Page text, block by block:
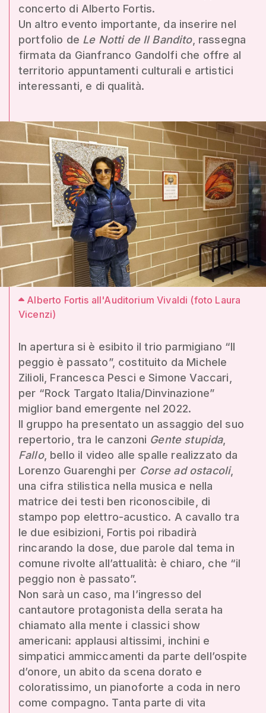
concerto di Alberto Fortis.
Un altro evento importante, da inserire nel
portfolio de Le Notti de Il Bandito, rassegna
firmata da Gianfranco Gandolfi che offre al
territorio appuntamenti culturali e artistici
interessanti, e di qualità.
Alberto Fortis all'Auditorium Vivaldi (foto Laura
Vicenzi)
In apertura si è esibito il trio parmigiano “Il
peggio è passato”, costituito da Michele
Zilioli, Francesca Pesci e Simone Vaccari,
per “Rock Targato Italia/Dinvinazione”
miglior band emergente nel 2022.
Il gruppo ha presentato un assaggio del suo
repertorio, tra le canzoni Gente stupida,
Fallo, bello il video alle spalle realizzato da
Lorenzo Guarenghi per Corse ad ostacoli,
una cifra stilistica nella musica e nella
matrice dei testi ben riconoscibile, di
stampo pop elettro-acustico. A cavallo tra
le due esibizioni, Fortis poi ribadirà
rincarando la dose, due parole dal tema in
comune rivolte all’attualità: è chiaro, che “il
peggio non è passato”.
Non sarà un caso, ma l’ingresso del
cantautore protagonista della serata ha
chiamato alla mente i classici show
americani: applausi altissimi, inchini e
simpatici ammiccamenti da parte dell’ospite
d’onore, un abito da scena dorato e
coloratissimo, un pianoforte a coda in nero
come compagno. Tanta parte di vita